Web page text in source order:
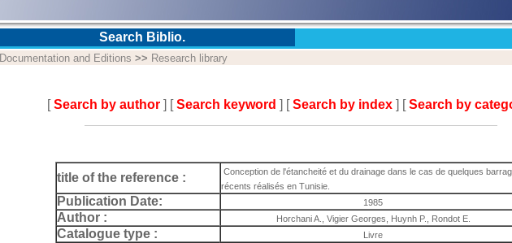
Search Biblio.
Documentation and Editions >> Research library
[Search by author ] [Search keyword ] [Search by index ] [Search by
title of the reference :
Conception de l'étancheité et du drainage dans le cas de quelques
récents réalisés en Tunisie.
Publication Date: 1985
Author : Horchani A., Vigier Georges, Huynh P., Rondot E.
Catalogue type : Livre